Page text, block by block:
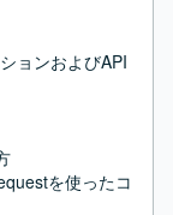
ョンおよびAPI
を使ったコ